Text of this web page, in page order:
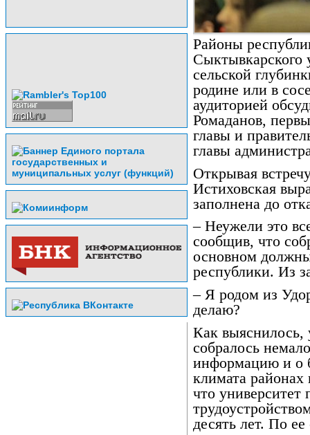
Районы
Сыктывкарского
сельской
родине или в
аудиторией
Ромаданов,
главы и
главы
Открывая
Истиховская
заполнена до
– Неужели это
сообщив, что
основном
республики. Из
– Я родом из
делаю?
Как выяснилось,
собралось
информацию и о
климата
что университет
десять лет. По